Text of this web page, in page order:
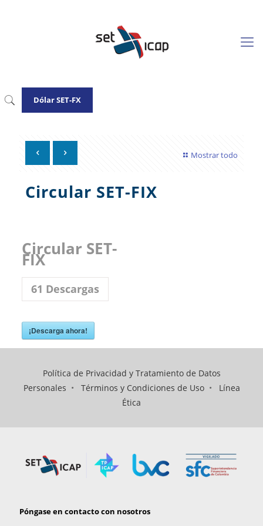
Dólar SET-FX
Mostrar todo
Circular SET-FIX
Circular SET-
FIX
61 Descargas
¡Descarga ahora!
Política de Privacidad y Tratamiento de Datos
Personales • Términos y Condiciones de Uso• Línea
Ética
Póngase en contacto con nosotros